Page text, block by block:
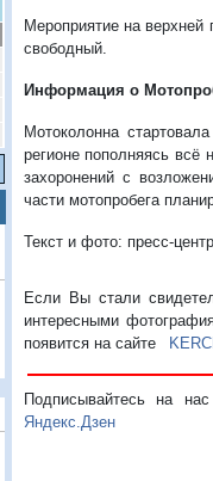
Мероприятие на
свободный.
Информация о
Мотоколонна
регионе пополняясь всё
захоронений с
части мотопробега
Текст и фото: пресс-
Если Вы стали
интересными
появится на сайте
Подписывайтесь на
Яндекс.Дзен